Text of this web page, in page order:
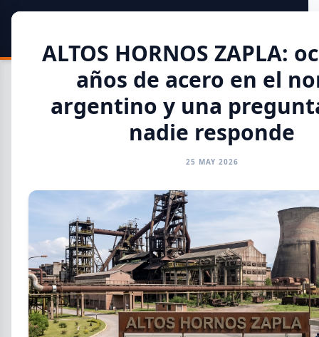
ALTOS HORNOS ZAPLA:
años de acero en el
argentino y una
nadie responde
25 MAY 2026